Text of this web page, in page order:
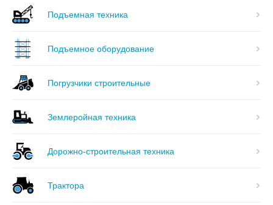
Подъемная техника
Подъемное оборудование
Погрузчики строительные
Землеройная техника
Дорожно-строительная техника
Трактора